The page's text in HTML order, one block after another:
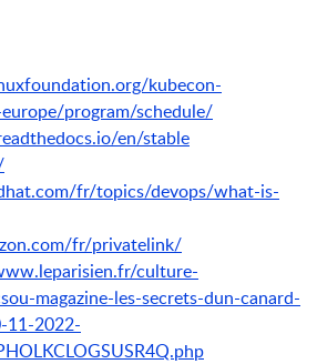
kubecon-
program/schedule/
en/stable
fr/topics/devops/what-is-
fr/privatelink/
culture-
magazine-les-secrets-dun-canard-
11-2022-